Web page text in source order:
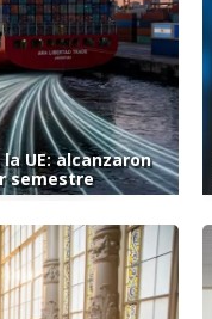
UE: alcanzaron
semestre